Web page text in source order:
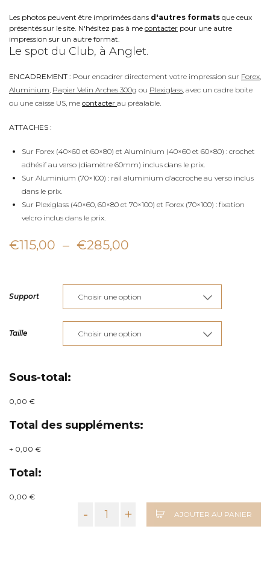
Les photos peuvent être imprimées dans d'autres formats que ceux
présentés sur le site. N'hésitez pas à me contacter pour une autre
impression sur un autre format.
Le spot du Club, à Anglet.
ENCADREMENT : Pour encadrer directement votre impression sur Forex
Aluminium Papier Velin Arches 300g ou Plexiglass , avec un cadre boite
ou une caisse US, me contacter au préalable.
ATTACHES :
Sur Forex (40×60 et 60×80) et Aluminium (40×60 et 60×80) : crochet
adhésif au verso (diamètre 60mm) inclus dans le prix.
Sur Aluminium (70×100) : rail aluminium d’accroche au verso inclus
dans le prix.
Sur Plexiglass (40×60, 60×80 et 70×100) et Forex (70×100) : fixation
velcro inclus dans le prix.
€115,00 – €285,00
prix :
€115,00
à
€285,00
Support
Taille
Sous-total:
0,00 €
Total des suppléments:
+ 0,00 €
Total:
0,00 €
- + AJOUTER AU PANIER